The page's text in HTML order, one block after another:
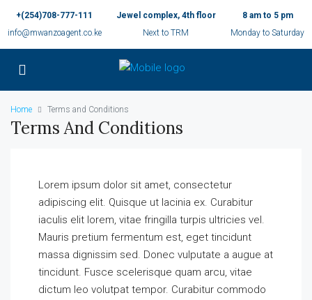
+(254)708-777-111
info@mwanzoagent.co.ke
Jewel complex, 4th floor
Next to TRM
8 am to 5 pm
Monday to Saturday
Home Terms and Conditions
Terms And Conditions
Lorem ipsum dolor sit amet, consectetur
adipiscing elit. Quisque ut lacinia ex. Curabitur
iaculis elit lorem, vitae fringilla turpis ultricies vel.
Mauris pretium fermentum est, eget tincidunt
massa dignissim sed. Donec vulputate a augue at
tincidunt. Fusce scelerisque quam arcu, vitae
dictum leo volutpat tempor. Curabitur commodo